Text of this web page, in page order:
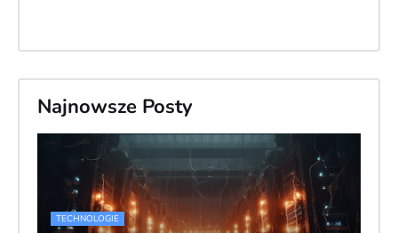
Najnowsze Posty
TECHNOLOGIE